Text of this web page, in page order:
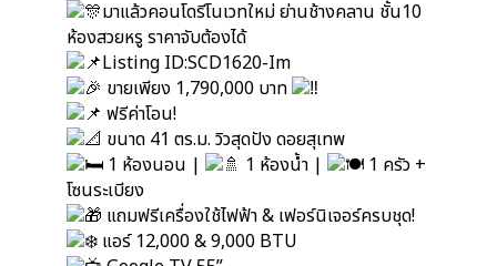
มาแล้วคอนโดรีโนเวทใหม่ ย่านช้างคลาน ชั้น10
ห้องสวยหรู ราคาจับต้องได้
Listing ID:SCD1620-Im
ขายเพียง 1,790,000 บาท
ฟรีค่าโอน!
ขนาด 41 ตร.ม. วิวสุดปัง ดอยสุเทพ
1 ห้องนอน |
1 ห้องน้ำ |
1 ครัว +
โซนระเบียง
แถมฟรีเครื่องใช้ไฟฟ้า & เฟอร์นิเจอร์ครบชุด!
แอร์ 12,000 & 9,000 BTU